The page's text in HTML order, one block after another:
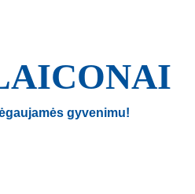
gyvenimu!